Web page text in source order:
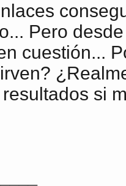
Pero
cuestión...
si